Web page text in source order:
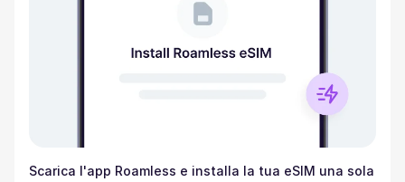
Scarica l'app Roamless e installa la tua eSIM una sola